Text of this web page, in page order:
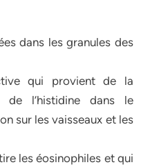
dans les granules des
qui provient de la
de l’histidine dans le
sur les vaisseaux et les
les éosinophiles et qui